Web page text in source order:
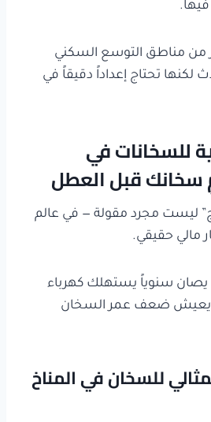
فيها.
من مناطق التوسع السكني
لكنها تحتاج إعداداً دقيقاً في
للسخانات في
قبل العطل
ليست مجرد مقولة — في عالم
مالي حقيقي.
سنوياً يستهلك كهرباء
20-25% ويعيش ضعف عمر السخان
للسخان في المناخ